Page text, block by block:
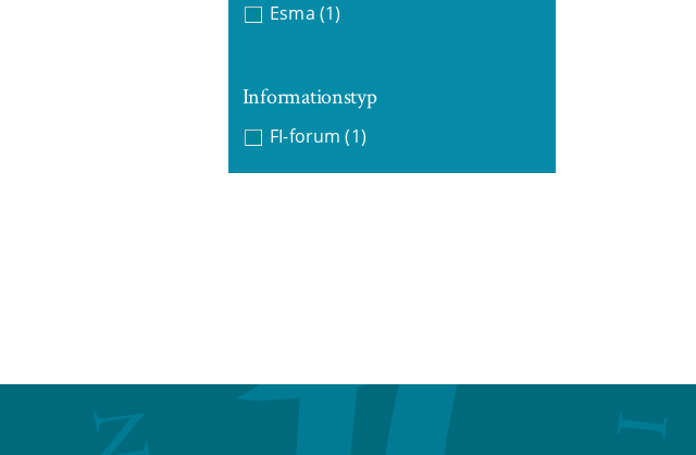
Esma (1)
Informationstyp
FI-forum (1)